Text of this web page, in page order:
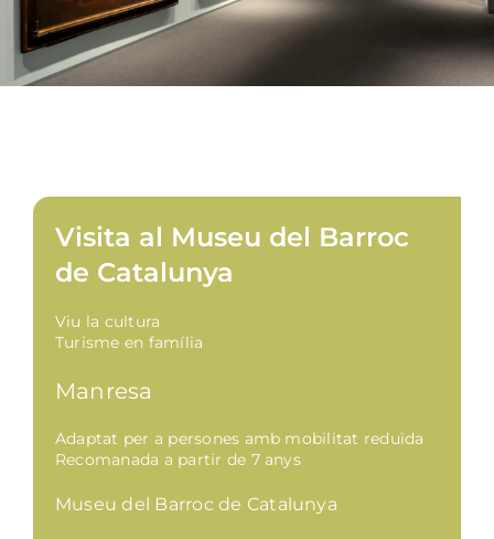
Visita al Museu del Barroc
de Catalunya
Viu la cultura
Turisme en família
Manresa
Adaptat per a persones amb mobilitat reduïda
Recomanada a partir de 7 anys
Museu del Barroc de Catalunya